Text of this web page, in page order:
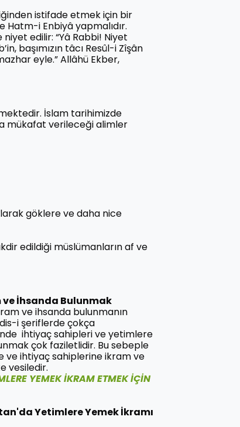
istifade etmek için bir
Hatm-i Enbiyâ yapmalıdır.
edilir: “Yâ Rabbi! Niyet
başımızın tâcı Resûl-i Zîşân
eyle.” Allâhü Ekber,
İslam tarihimizde
mükafat verileceği alimler
göklere ve daha nice
edildiği müslümanların af ve
İhsanda Bulunmak
ve ihsanda bulunmanın
i şeriflerde çokça
ihtiyaç sahipleri ve yetimlere
çok faziletlidir. Bu sebeple
ve ihtiyaç sahiplerine ikram ve
vesiledir.
YEMEK İKRAM ETMEK İÇİN
Yetimlere Yemek İkramı